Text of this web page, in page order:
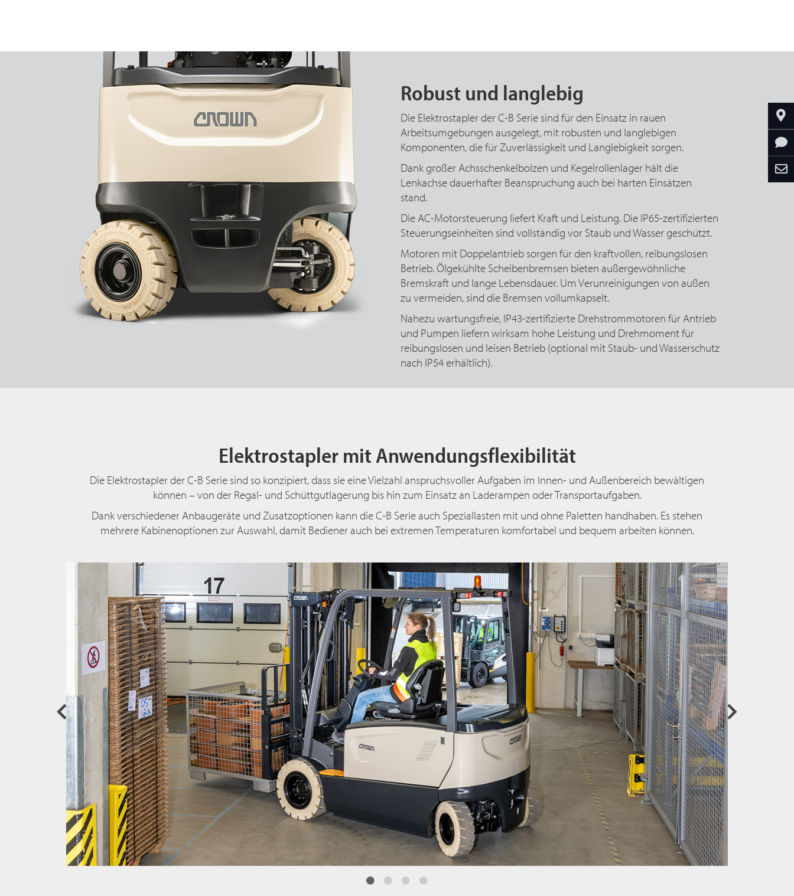
Robust und langlebig
Die Elektrostapler der C-B Serie sind für den Einsatz in rauen
Arbeitsumgebungen ausgelegt, mit robusten und langlebigen
Komponenten, die für Zuverlässigkeit und Langlebigkeit sorgen.
Dank großer Achsschenkelbolzen und Kegelrollenlager hält die
Lenkachse dauerhafter Beanspruchung auch bei harten Einsätzen
stand.
Die AC-Motorsteuerung liefert Kraft und Leistung. Die IP65-zertifizierten
Steuerungseinheiten sind vollständig vor Staub und Wasser geschützt.
Motoren mit Doppelantrieb sorgen für den kraftvollen, reibungslosen
Betrieb. Ölgekühlte Scheibenbremsen bieten außergewöhnliche
Bremskraft und lange Lebensdauer. Um Verunreinigungen von außen
zu vermeiden, sind die Bremsen vollumkapselt.
Nahezu wartungsfreie, IP43-zertifizierte Drehstrommotoren für Antrieb
und Pumpen liefern wirksam hohe Leistung und Drehmoment für
reibungslosen und leisen Betrieb (optional mit Staub- und Wasserschutz
nach IP54 erhältlich).
Elektrostapler mit Anwendungsflexibilität
Die Elektrostapler der C-B Serie sind so konzipiert, dass sie eine Vielzahl anspruchsvoller Aufgaben im Innen- und Außenbereich bewältigen
können – von der Regal- und Schüttgutlagerung bis hin zum Einsatz an Laderampen oder Transportaufgaben.
Dank verschiedener Anbaugeräte und Zusatzoptionen kann die C-B Serie auch Speziallasten mit und ohne Paletten handhaben. Es stehen
mehrere Kabinenoptionen zur Auswahl, damit Bediener auch bei extremen Temperaturen komfortabel und bequem arbeiten können.